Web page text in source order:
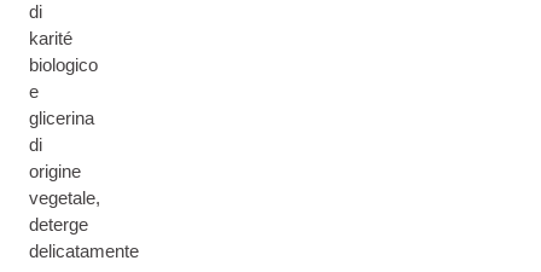
di
karité
biologico
e
glicerina
di
origine
vegetale,
deterge
delicatamente